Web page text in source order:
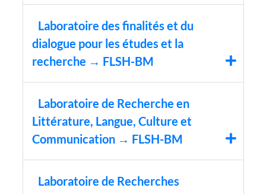
Laboratoire des finalités et du
dialogue pour les études et la
recherche → FLSH-BM
Laboratoire de Recherche en
Littérature, Langue, Culture et
Communication → FLSH-BM
Laboratoire de Recherches